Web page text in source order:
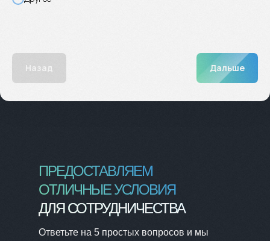
Назад Дальше
ПРЕДОСТАВЛЯЕМ
ОТЛИЧНЫЕ УСЛОВИЯ
ДЛЯ СОТРУДНИЧЕСТВА
Ответьте на 5 простых вопросов и мы